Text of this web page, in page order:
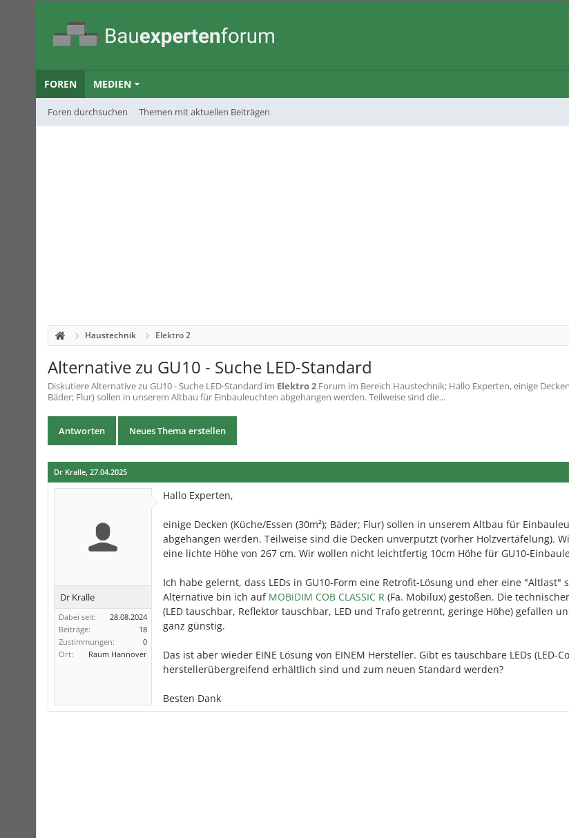
FOREN
Foren durchsuchen Themen mit aktuellen Beiträgen
MEDIEN
Haustechnik Elektro 2
Alternative zu GU10 - Suche LED-Standard
DiskutiereAlternative zu GU10 - Suche LED-Standard im Elektro 2 Forum im Bereich Haustechnik; Hallo Experten, einige
Bäder; Flur) sollen in unserem Altbau für Einbauleuchten abgehangen werden. Teilweise sind die...
Antworten Neues Thema erstellen
Dr Kralle, 27.04.2025
Dr Kralle
Dabei seit:
28.08.2024
Beiträge:
18
Zustimmungen:
0
Ort:
Raum Hannover
Hallo Experten,
einige Decken (Küche/Essen (30m²); Bäder; Flur) sollen in unserem Altbau für
abgehangen werden. Teilweise sind die Decken unverputzt (vorher Holzvertäfelung).
eine lichte Höhe von 267 cm. Wir wollen nicht leichtfertig 10cm Höhe für GU10-
Ich habe gelernt, dass LEDs in GU10-Form eine Retrofit-Lösung und eher eine "Altlast"
Alternative bin ich auf MOBiDIM COB CLASSIC R (Fa. Mobilux) gestoßen. Die
(LED tauschbar, Reflektor tauschbar, LED und Trafo getrennt, geringe Höhe) gefallen
ganz günstig.
Das ist aber wieder EINE Lösung von EINEM Hersteller. Gibt es tauschbare LEDs (LED-
herstellerübergreifend erhältlich sind und zum neuen Standard werden?
Besten Dank